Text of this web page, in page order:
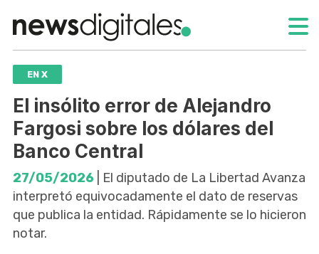
EN X
El insólito error de Alejandro
Fargosi sobre los dólares del
Banco Central
27/05/2026 | El diputado de La Libertad Avanza
interpretó equivocadamente el dato de reservas
que publica la entidad. Rápidamente se lo hicieron
notar.